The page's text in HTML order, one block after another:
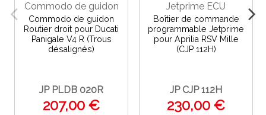
Commodo de guidon
Commodo de guidon
Routier droit pour Ducati
Panigale V4 R (Trous
désalignés)
JP PLDB 020R
207,00 €
Jetprime ECU
Boîtier de commande
programmable Jetprime
pour Aprilia RSV Mille
(CJP 112H)
JP CJP 112H
230,00 €